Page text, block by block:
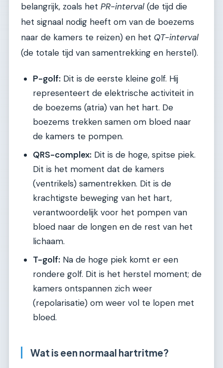
belangrijk, zoals het PR-interval (de tijd die
het signaal nodig heeft om van de boezems
naar de kamers te reizen) en het QT-interval
(de totale tijd van samentrekking en herstel).
P-golf: Dit is de eerste kleine golf. Hij
representeert de elektrische activiteit in
de boezems (atria) van het hart. De
boezems trekken samen om bloed naar
de kamers te pompen.
QRS-complex: Dit is de hoge, spitse piek.
Dit is het moment dat de kamers
(ventrikels) samentrekken. Dit is de
krachtigste beweging van het hart,
verantwoordelijk voor het pompen van
bloed naar de longen en de rest van het
lichaam.
T-golf: Na de hoge piek komt er een
rondere golf. Dit is het herstel moment; de
kamers ontspannen zich weer
(repolarisatie) om weer vol te lopen met
bloed.
Wat is een normaal hartritme?